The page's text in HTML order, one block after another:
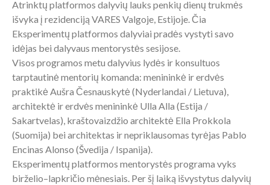
Atrinktų platformos dalyvių lauks penkių dienų trukmės
išvyka į rezidenciją VARES Valgoje, Estijoje. Čia
Eksperimentų platformos dalyviai pradės vystyti savo
idėjas bei dalyvaus mentorystės sesijose.
Visos programos metu dalyvius lydės ir konsultuos
tarptautinė mentorių komanda: menininkė ir erdvės
praktikė Aušra Česnauskytė (Nyderlandai / Lietuva),
architektė ir erdvės menininkė Ulla Alla (Estija /
Sakartvelas), kraštovaizdžio architektė Ella Prokkola
(Suomija) bei architektas ir nepriklausomas tyrėjas Pablo
Encinas Alonso (Švedija / Ispanija).
Eksperimentų platformos mentorystės programa vyks
birželio–lapkričio mėnesiais. Per šį laiką išvystytus dalyvių